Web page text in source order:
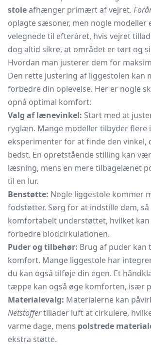
stoleafhænger primært af vejret.
oplagte sæsoner, men nogle modeller
velegnede til efteråret, hvis vejret
dog altid sikre, at området er tørt og
Hvordan man justerer dem for
Den rette justering af liggestolen kan
forbedre din oplevelse. Her er nogle
opnå optimal komfort:
Valg af lænevinkel: Start med at
ryglæn. Mange modeller tilbyder flere
eksperimenter for at finde den vinkel,
bedst. En opretstående stilling kan
læsning, mens en mere tilbagelænet
til en lur.
Benstøtte: Nogle liggestole kommer
fodstøtter. Sørg for at indstille dem,
komfortabelt understøttet, hvilket
forbedre blodcirkulationen.
Puder og tilbehør: Brug af puder kan
komfort. Mange liggestole har
du kan også tilføje din egen. Et
tæppe kan også øge komforten, især
Materialevalg: Materialerne kan
Netstoffertillader luft at cirkulere,
varme dage, mens polstrede
ekstra støtte.